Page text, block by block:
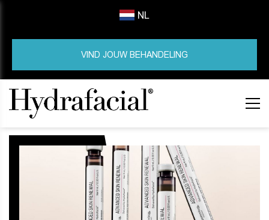
NL
VIND JOUW BEHANDELING